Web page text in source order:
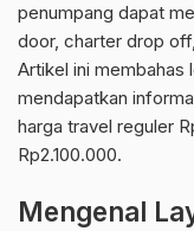
penumpang dapat
door, charter drop
Artikel ini membahas
mendapatkan
harga travel reguler
Rp2.100.000.
Mengenal